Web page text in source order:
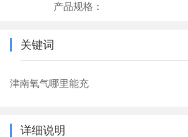
产品规格：
关键词
津南氧气哪里能充
详细说明